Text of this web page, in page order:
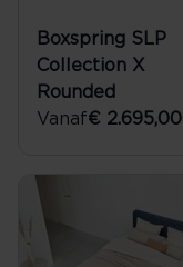
Boxspring SLP
Collection X
Rounded
Vanaf€ 2.695,00